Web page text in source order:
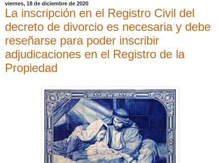
viernes, 18 de diciembre de 2020
La inscripción en el Registro Civil del
decreto de divorcio es necesaria y debe
reseñarse para poder inscribir
adjudicaciones en el Registro de la
Propiedad